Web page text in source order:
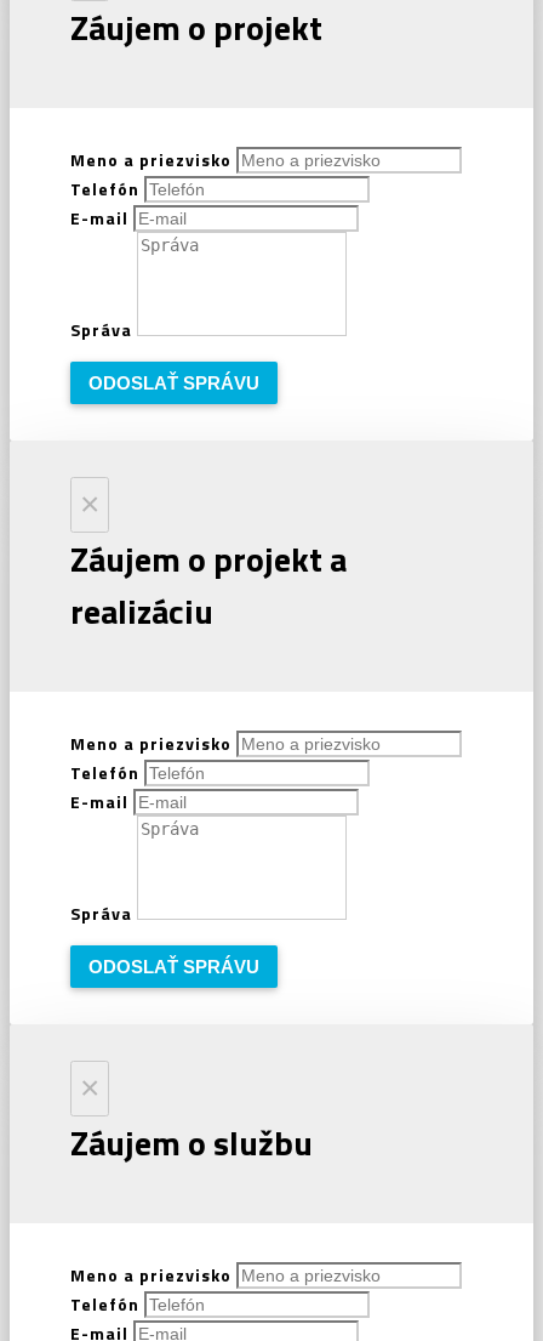
Záujem o projekt
Meno a priezvisko
Telefón
E-mail
Správa
ODOSLAŤ SPRÁVU
×
Záujem o projekt a
realizáciu
Meno a priezvisko
Telefón
E-mail
Správa
ODOSLAŤ SPRÁVU
×
Záujem o službu
Meno a priezvisko
Telefón
E-mail